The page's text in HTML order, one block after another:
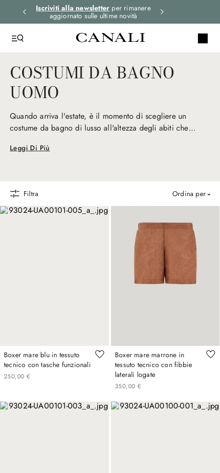
Iscriviti alla newsletter per rimanere
aggiornato sulle ultime novità
COSTUMI DA BAGNO
UOMO
Leggi Di Più
Quando arriva l'estate, è il momento di scegliere un
costume da bagno di lusso all'altezza degli abiti che
sole e divertimento, ma anche qualità Made in Italy,
Filtra ordina per
Boxer mare blu in tessuto
tecnico con tasche funzionali
250,00 €
Boxer mare marrone in
tessuto tecnico con fibbie
laterali logate
350,00 €